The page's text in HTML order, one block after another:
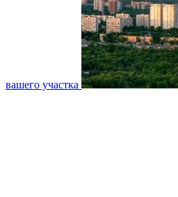
вашего участка